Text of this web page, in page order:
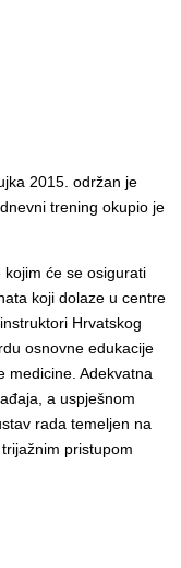
2015. održan je
trening okupio je
će se osigurati
koji dolaze u centre
Hrvatskog
osnovne edukacije
medicine. Adekvatna
a uspješnom
rada temeljen na
pristupom